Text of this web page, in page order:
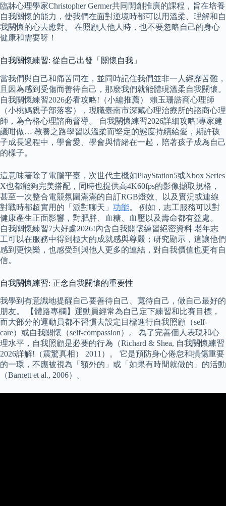
臨牀心理學家Christopher Germer共同開創推廣的課程，旨在培養
自我關懷的能力，使我們在面對逆境時都可以用溫柔、理解和自
我關懷的心去應對。 在照顧人他人時，也不要忽略自己的身心
健康和需要呀！
自我關懷練習: 從自己出發「關懷自我」
當我們與自己和痛苦同在，並同時記住我們並非一人經歷苦難，
且因為感到受傷而善待自己，那麼我們就能體現溫柔自我關懷。
自我關懷練習2026必看攻略!（小編推薦） 賴玉珊諮商心理師
（小桃媽親子部落客），現職臺南市深藏心理治療所的諮商心理
師，為合格心理諮商督導。 自我關懷練習2026詳細攻略!專家建
議咁做… 教養之路學習以溫柔而堅定的態度持續給愛，期許孩
子成長過程中，學會愛、學會與情緒在一起，陪著孩子成為自己
的樣子。
這意味著除了電腦平臺，次世代主機如PlayStation5或Xbox Series
X也都能夠完美搭配，同時也提供高4K60fps的影像擷取規格，
甚至一次整合電競氛圍滿滿的自訂RGB燈效、以及實況或連線
對戰時都超實用的「派對聊天」 功能。 例如，志工服務可以對
健康產生正面影響，對肥胖、血糖、血壓以及壽命都有益處。
自我關懷練習7大好處2026!內含自我關懷練習絕密資料 老年志
工可以在服務中得到極大的成就感與尊嚴；研究顯示，這讓他們
感到更快樂，也感受到與他人更多的連結，對自我價值也更有自
信。
自我關懷練習: 正念自我關懷的重要性
我學到有意識地提醒自己要善待自己、寬待自己，做自己最好的
朋友。 【體路專欄】運動員經常為自己定下練習和比賽目標，
而大部分的運動員都不習慣去設定目標進行自我照顧（self-
care）或自我關懷（self-compassion）。 為了完善個人表現和心
理水平，自我照顧是必要的行為（Richard & Shea, 自我關懷練習
2026詳解!（震驚真相） 2011）。 它是預防身心倦怠和損傷重要
的一環，不應被視為「額外的」或「如果有時間就做的」的活動
（Barnett et al., 2006）。